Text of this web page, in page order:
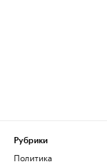
Рубрики
Политика